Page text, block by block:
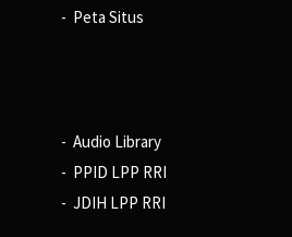
Peta Situs
Audio Library
PPID LPP RRI
JDIH LPP RRI